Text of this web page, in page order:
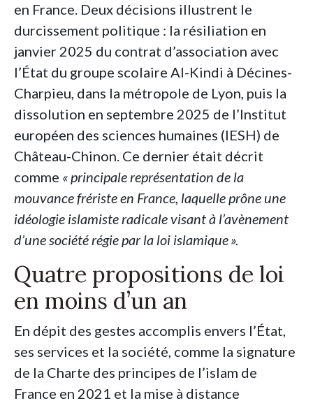
en France. Deux décisions illustrent le
durcissement politique : la résiliation en
janvier 2025 du contrat d’association avec
l’État du groupe scolaire Al-Kindi à Décines-
Charpieu, dans la métropole de Lyon, puis la
dissolution en septembre 2025 de l’Institut
européen des sciences humaines (IESH) de
Château-Chinon. Ce dernier était décrit
comme «principale représentation de la
mouvance frériste en France, laquelle prône une
idéologie islamiste radicale visant à l’avènement
d’une société régie par la loi islamique».
Quatre propositions de loi
en moins d’un an
En dépit des gestes accomplis envers l’État,
ses services et la société, comme la signature
de la Charte des principes de l’islam de
France en 2021 et la mise à distance